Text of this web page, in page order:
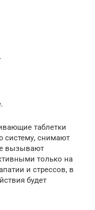
таблетки
систему, снимают
вызывают
только на
и стрессов, в
будет